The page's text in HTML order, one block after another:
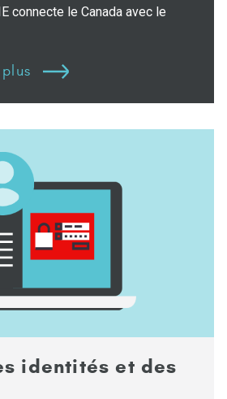
connecte le Canada avec le
identités et des